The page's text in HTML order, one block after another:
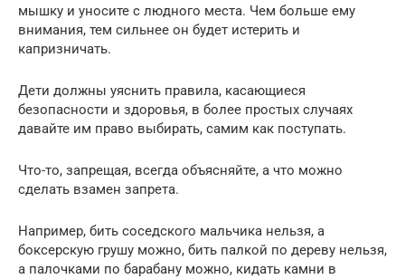
мышку и уносите с людного места. Чем больше ему
внимания, тем сильнее он будет истерить и
капризничать.
Дети должны уяснить правила, касающиеся
безопасности и здоровья, в более простых случаях
давайте им право выбирать, самим как поступать.
Что-то, запрещая, всегда объясняйте, а что можно
сделать взамен запрета.
Например, бить соседского мальчика нельзя, а
боксерскую грушу можно, бить палкой по дереву нельзя,
а палочками по барабану можно, кидать камни в